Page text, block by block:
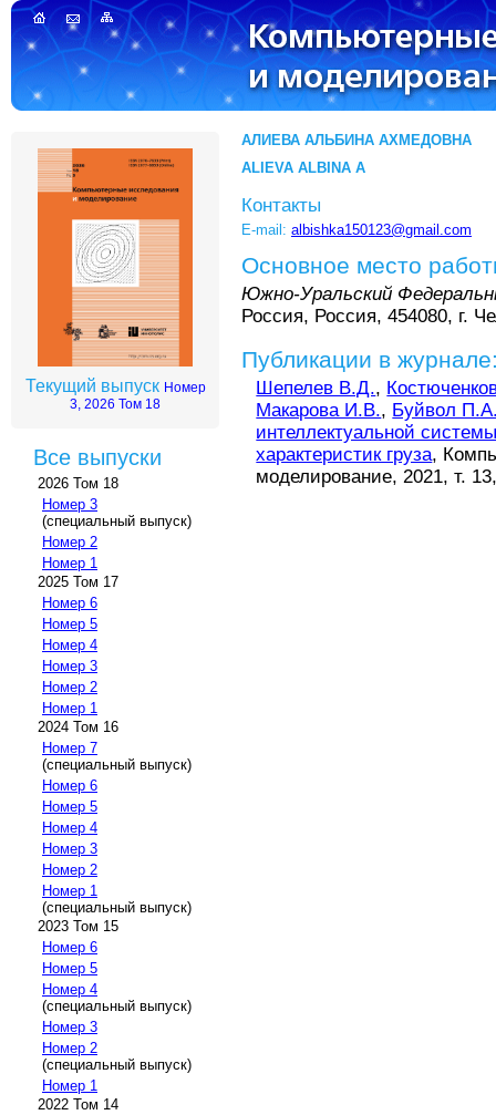
Текущий выпуск Номер
3, 2026 Том 18
Все выпуски
2026 Том 18
Номер 3
(специальный выпуск)
Номер 2
Номер 1
2025 Том 17
Номер 6
Номер 5
Номер 4
Номер 3
Номер 2
Номер 1
2024 Том 16
Номер 7
(специальный выпуск)
Номер 6
Номер 5
Номер 4
Номер 3
Номер 2
Номер 1
(специальный выпуск)
2023 Том 15
Номер 6
Номер 5
Номер 4
(специальный выпуск)
Номер 3
Номер 2
(специальный выпуск)
Номер 1
2022 Том 14
АЛИЕВА АЛЬБИНА АХМЕДОВНА
ALIEVA ALBINA A
Контакты
E-mail: albishka150123@gmail.com
Основное место
Южно-Уральский
Россия, Россия, 454080, г.
Публикации в
Шепелев В.Д.,
Макарова И.В., Буйвол
интеллектуальной
характеристик груза,
моделирование, 2021, т.